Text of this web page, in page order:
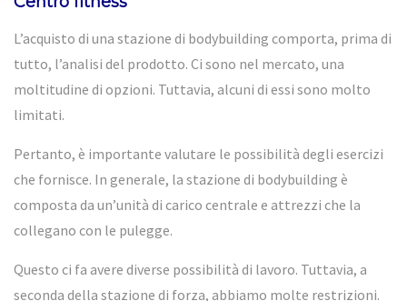
L’acquisto di una stazione di bodybuilding comporta, prima di
tutto, l’analisi del prodotto. Ci sono nel mercato, una
moltitudine di opzioni. Tuttavia, alcuni di essi sono molto
limitati.
Pertanto, è importante valutare le possibilità degli esercizi
che fornisce. In generale, la stazione di bodybuilding è
composta da un’unità di carico centrale e attrezzi che la
collegano con le pulegge.
Questo ci fa avere diverse possibilità di lavoro. Tuttavia, a
seconda della stazione di forza, abbiamo molte restrizioni.